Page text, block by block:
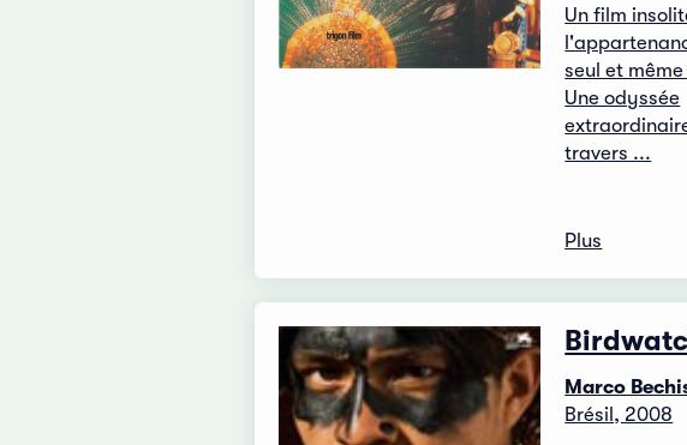
Un film
seul et
Une odyssée
travers ...
Plus
Marco
Brésil, 2008